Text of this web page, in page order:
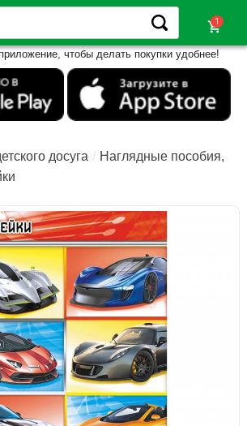
shopping_cart
чтобы делать покупки удобнее!
досуга
Наглядные пособия,